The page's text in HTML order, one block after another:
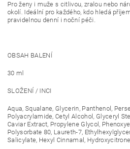
Pro ženy i muže s citlivou, zralou nebo
okolí. Ideální pro každého, kdo hledá
pravidelnou denní i noční péči.
OBSAH BALENÍ
30 ml
SLOŽENÍ / INCI
Aqua, Squalane, Glycerin, Panthenol,
Polyacrylamide, Cetyl Alcohol, Glyceryl
Caviar Extract, Propylene Glycol,
Polysorbate 80, Laureth-7,
Salicylate, Hexyl Cinnamal,